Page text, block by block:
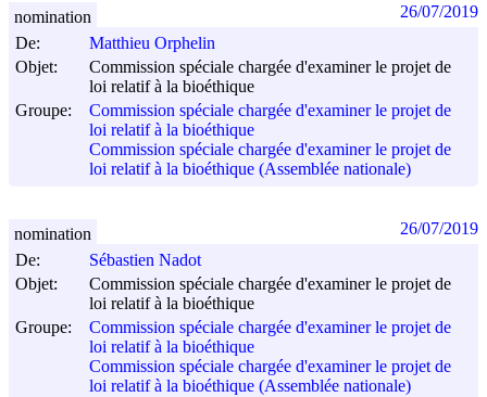
De:
Matthieu Orphelin
Objet:
Commission spéciale chargée d'examiner le projet de
loi relatif à la bioéthique
Groupe:
Commission spéciale chargée d'examiner le projet de
loi relatif à la bioéthique
Commission spéciale chargée d'examiner le projet de
loi relatif à la bioéthique (Assemblée nationale)
nomination 26/07/2019
De:
Sébastien Nadot
Objet:
Commission spéciale chargée d'examiner le projet de
loi relatif à la bioéthique
Groupe:
Commission spéciale chargée d'examiner le projet de
loi relatif à la bioéthique
Commission spéciale chargée d'examiner le projet de
loi relatif à la bioéthique (Assemblée nationale)
nomination 26/07/2019